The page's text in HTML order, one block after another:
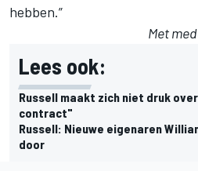
hebben.”
Met
Lees ook:
Russell maakt zich niet druk
contract"
Russell: Nieuwe eigenaren
door